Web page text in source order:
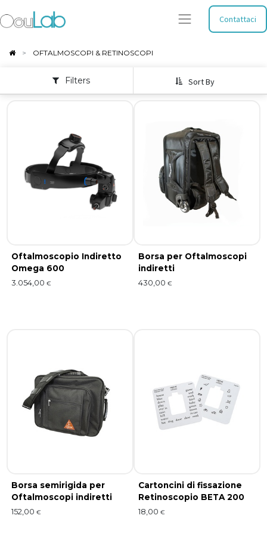
Contattaci
OFTALMOSCOPI & RETINOSCOPI
Filters Sort By
Oftalmoscopio Indiretto
Omega 600
3.054,00 €
Borsa per Oftalmoscopi
indiretti
430,00 €
Borsa semirigida per
Oftalmoscopi indiretti
152,00 €
Cartoncini di fissazione
Retinoscopio BETA 200
18,00 €